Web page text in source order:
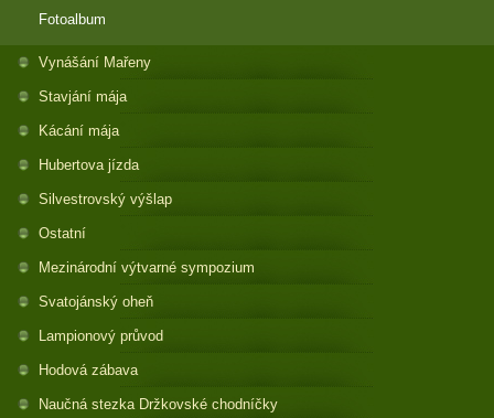
Fotoalbum
Vynášání Mařeny
Stavjání mája
Kácání mája
Hubertova jízda
Silvestrovský výšlap
Ostatní
Mezinárodní výtvarné sympozium
Svatojánský oheň
Lampionový průvod
Hodová zábava
Naučná stezka Držkovské chodníčky